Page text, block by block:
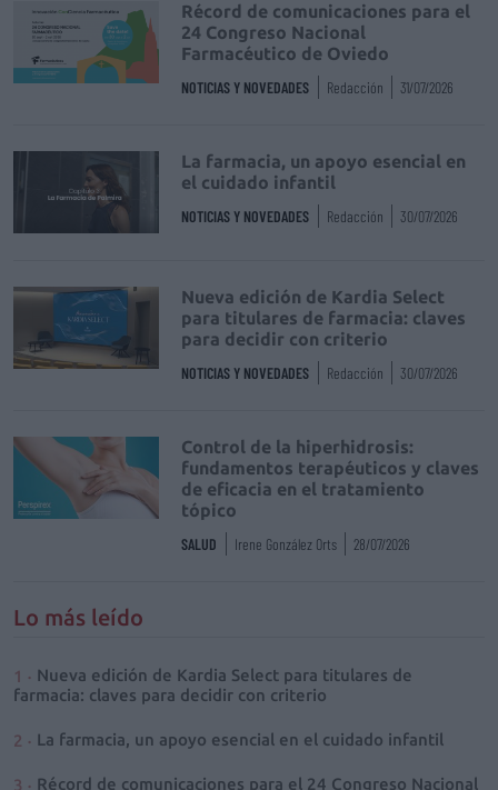
Récord de comunicaciones para el
24 Congreso Nacional
Farmacéutico de Oviedo
NOTICIAS Y NOVEDADES Redacción 31/07/2026
La farmacia, un apoyo esencial en
el cuidado infantil
NOTICIAS Y NOVEDADES Redacción 30/07/2026
Nueva edición de Kardia Select
para titulares de farmacia: claves
para decidir con criterio
NOTICIAS Y NOVEDADES Redacción 30/07/2026
Control de la hiperhidrosis:
fundamentos terapéuticos y claves
de eficacia en el tratamiento
tópico
SALUD Irene González Orts 28/07/2026
Lo más leído
Nueva edición de Kardia Select para titulares de
farmacia: claves para decidir con criterio
La farmacia, un apoyo esencial en el cuidado infantil
Récord de comunicaciones para el 24 Congreso Nacional